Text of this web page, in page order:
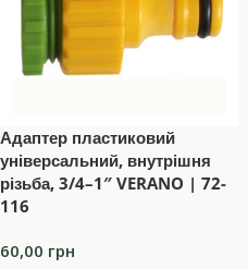
Адаптер пластиковий
універсальний, внутрішня
різьба, 3/4–1″ VERANO | 72-
116
60,00 грн